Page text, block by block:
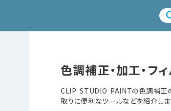
色調補正・加工・フ
CLIP STUDIO PAINTの色調補正の
取りに便利なツールなどを紹介しま